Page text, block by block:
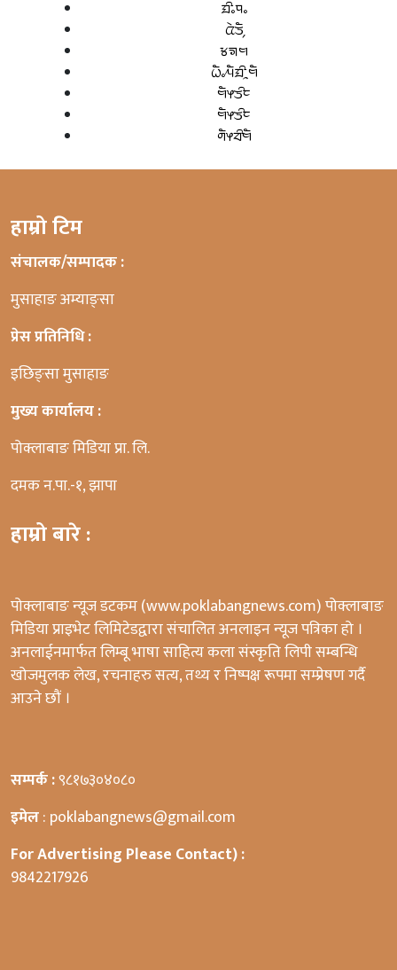
ᤀᤡᤱᤄᤱ
ᤂᤧᤍᤠ᤹
ᤃᤈᤗ
ᤐᤠᤱᤘᤠᤀᤡᤳᤗᤠ
ᤗᤠᤶᤍᤡᤰ
ᤗᤠᤶᤍᤡᤰ
ᤛᤠᤶᤔᤡᤗᤠ
हाम्रो टिम
संचालक/सम्पादक :
मुसाहाङ अम्याङ्सा
प्रेस प्रतिनिधि :
इछिङ्सा मुसाहाङ
मुख्य कार्यालय :
पोक्लाबाङ मिडिया प्रा. लि.
दमक न.पा.-१, झापा
हाम्रो बारे :
पोक्लाबाङ न्यूज डटकम (www.poklabangnews.com) पोक्लाबाङ
मिडिया प्राइभेट लिमिटेडद्वारा संचालित अनलाइन न्यूज पत्रिका हो ।
अनलाईनमार्फत लिम्बू भाषा साहित्य कला संस्कृति लिपी सम्बन्धि
खोजमुलक लेख, रचनाहरु सत्य, तथ्य र निष्पक्ष रूपमा सम्प्रेषण गर्दै
आउने छौं ।
सम्पर्क :९८१७३०४०८०
इमेल: poklabangnews@gmail.com
For Advertising Please Contact) :
9842217926